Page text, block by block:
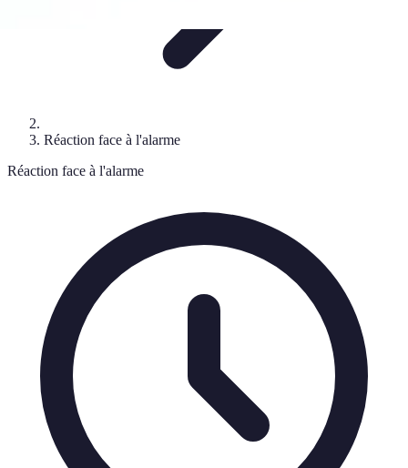
Réaction face à l'alarme
Réaction face à l'alarme